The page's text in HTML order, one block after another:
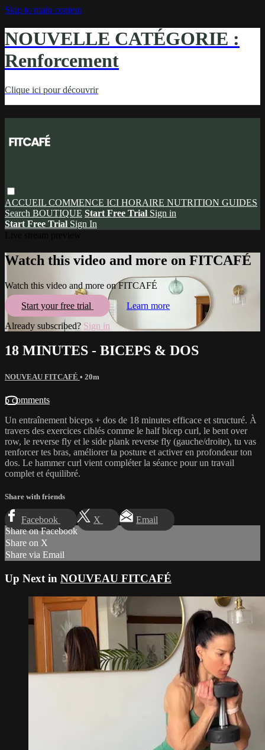
Skip to main content
NOUVELLE CATÉGORIE :
Renforcement
Clique ici pour découvrir
ACCUEIL COMMENCE ICI HORAIRE NUTRITION GUIDES
Search BOUTIQUE Start Free Trial Sign in
Start Free Trial Sign In
Watch this video and more on FITCAFÉ
Watch this video and more on FITCAFÉ
Start your free trial
Learn more
Already subscribed? Sign in
18 MINUTES - BICEPS & DOS
NOUVEAU FITCAFÉ • 20m
5 comments
Un entraînement biceps + dos de 18 minutes efficace et structuré. À
travers des exercices ciblés comme le half bicep curl, le bent over
row, le reverse fly et le side plank reverse fly (gauche/droite), tu vas
renforcer tes bras, améliorer ta posture et activer en profondeur ton
dos. Le hammer curl vient compléter la séance pour un travail
complet et équilibré.
Share with friends
Facebook X
Email
Share on Facebook
Share on X
Share via Email
Up Next in NOUVEAU FITCAFÉ